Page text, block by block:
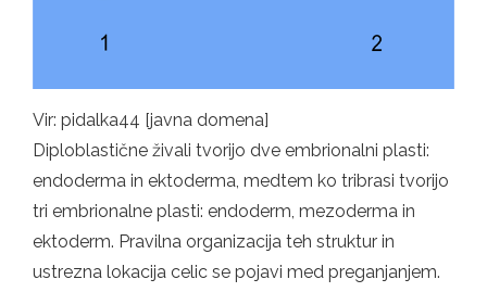
Vir: pidalka44 [javna domena]
Diploblastične živali tvorijo dve embrionalni plasti:
endoderma in ektoderma, medtem ko tribrasi tvorijo
tri embrionalne plasti: endoderm, mezoderma in
ektoderm. Pravilna organizacija teh struktur in
ustrezna lokacija celic se pojavi med preganjanjem.